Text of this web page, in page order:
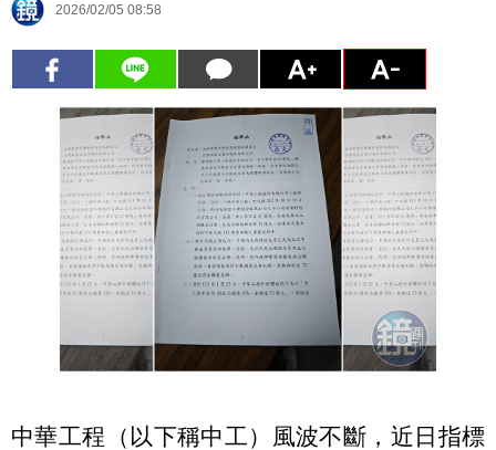
2026/02/05 08:58
中華工程（以下稱中工）風波不斷，近日指標